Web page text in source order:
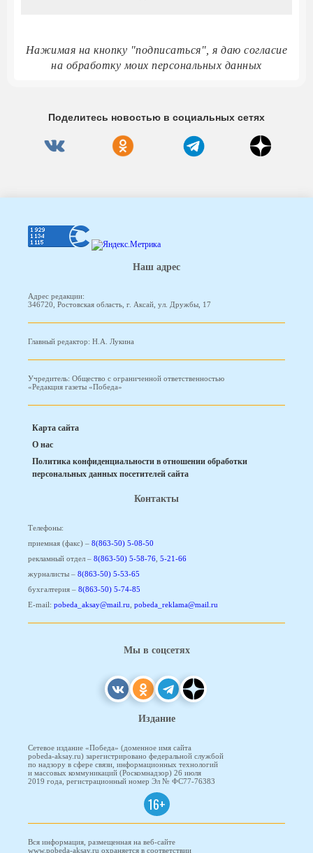
Нажимая на кнопку "подписаться", я даю согласие
на обработку моих персональных данных
Поделитесь новостью в социальных сетях
Наш адрес
Адрес редакции:
346720, Ростовская область, г. Аксай, ул. Дружбы, 17
Главный редактор: Н.А. Лукина
Учредитель: Общество с ограниченной ответственностью
«Редакция газеты «Победа»
Карта сайта
О нас
Политика конфиденциальности в отношении обработки
персональных данных посетителей сайта
Контакты
Телефоны:
приемная (факс) – 8(863-50) 5-08-50
рекламный отдел – 8(863-50) 5-58-76, 5-21-66
журналисты – 8(863-50) 5-53-65
бухгалтерия – 8(863-50) 5-74-85
E-mail: pobeda_aksay@mail.ru, pobeda_reklama@mail.ru
Мы в соцсетях
Издание
Сетевое издание «Победа» (доменное имя сайта
pobeda-aksay.ru) зарегистрировано федеральной службой
по надзору в сфере связи, информационных технологий
и массовых коммуникаций (Роскомнадзор) 26 июля
2019 года, регистрационный номер Эл № ФС77-76383
16+
Вся информация, размещенная на веб-сайте
www.pobeda-aksay.ru охраняется в соответствии